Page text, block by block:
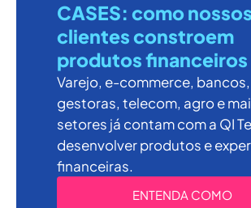
CASES: como nossos
clientes constroem
produtos financeiros
Varejo, e-commerce, bancos,
gestoras, telecom, agro e
setores já contam com a QI
desenvolver produtos e
financeiras.
ENTENDA COMO